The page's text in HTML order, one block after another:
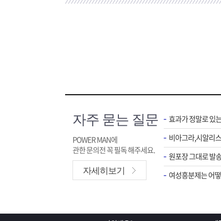
자주 묻는 질문
POWER MAN에
관한 문의전 꼭 필독 해주세요.
자세히보기
효과가 정말로 있
원포장 그대로 발
여성흥분제는 어